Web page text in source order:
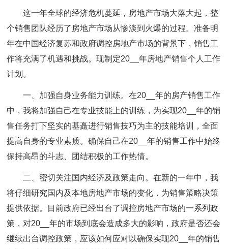
这一年全球的经济危机蔓延，房地产市场大落大起，整
个销售团队经历了房地产市场从惨淡到火爆的过程。准备明
年在中国经济复苏和政府调控房地产市场的背景下，销售工
作将充满了机遇和挑战。现制定20__年房地产销售个人工作
计划。
一、加强自身业务能力训练。在20__年的房产销售工作
中，我将加强自己在专业技能上的训练，为实现20__年的销
售任务打下坚实的基矗进行销售技巧为主的技能培训，全面
提高自身的专业素质。确保自己在20__年的销售工作中始终
保持高昂的斗志、团结积极的工作热情。
二、密切关注国内经济及政策走向。在新的一年中，我
将仔细研究国内及本地房地产市场的变化，为销售策略决策
提供依据。目前政府已经出台了调控房地产市场的一系列政
策，对20__年的市场到底会造成多大的影响，政府是否还会
继续出台调控政策，应该如何应对以确保实现20__年的销售